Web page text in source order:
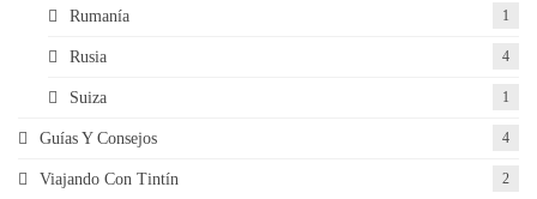
Rumanía 1
Rusia 4
Suiza 1
Guías Y Consejos 4
Viajando Con Tintín 2